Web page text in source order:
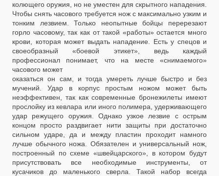
колющего оружия, но не уместен для скрытного нападения.
Чтобы снять часового требуется нож с максимально узким и
тонким лезвием. Только неопытные бойцы перерезают
горло часовому, так как от такой «работы» остается много
крови, которая может выдать нападение. Есть у спецов и
своеобразный «боевой этикет», ведь каждый
профессионал понимает, что на месте «снимаемого»
часового может
оказаться он сам, и тогда умереть лучше быстро и без
мучений. Удар в корпус простым ножом может быть
неэффективен, так как современные бронежилеты имеют
прослойку из кевлара или иного полимера, удерживающего
удар режущего оружия. Однако узкое лезвие с острым
концом просто раздвигает нити защиты при достаточно
сильном ударе, да и между пластин проходит намного
лучше обычного ножа. Обязателен и универсальный нож,
построенный по схеме «швейцарского», в котором будут
присутствовать все необходимые инструменты, от
кусачиков до маленького сверла. Такой набор всегда